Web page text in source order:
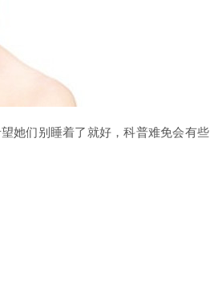
她们别睡着了就好，科普难免会有些